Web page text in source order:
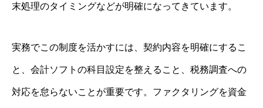
末処理のタイミングなどが明確になってきています。
実務でこの制度を活かすには、契約内容を明確にするこ
と、会計ソフトの科目設定を整えること、税務調査への
対応を怠らないことが重要です。ファクタリングを資金